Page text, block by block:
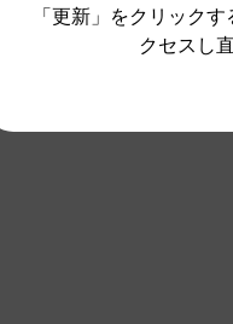
「更新」をクリック
クセスし